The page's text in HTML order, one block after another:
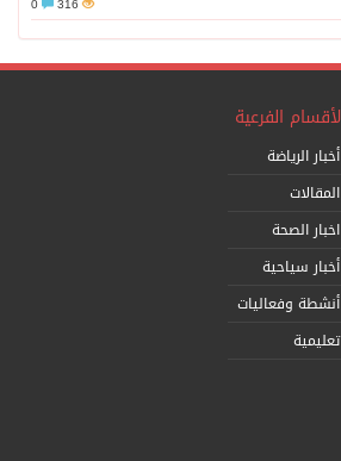
الفرعية
أخبار الرياضة
المقالات
اخبار الصحة
أخبار سياحية
أنشطة وفعاليات
تعليمية